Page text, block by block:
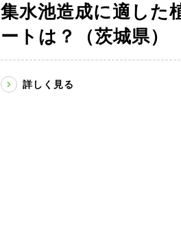
集水池造成に適した
ートは？（茨城県）
詳しく見る